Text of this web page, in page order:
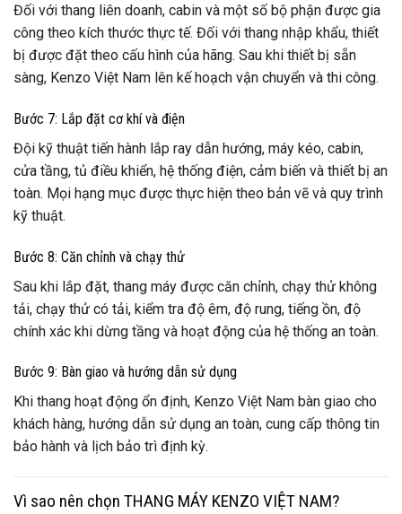
Đối với thang liên doanh, cabin và một số bộ phận được gia
công theo kích thước thực tế. Đối với thang nhập khẩu, thiết
bị được đặt theo cấu hình của hãng. Sau khi thiết bị sẵn
sàng, Kenzo Việt Nam lên kế hoạch vận chuyển và thi công.
Bước 7: Lắp đặt cơ khí và điện
Đội kỹ thuật tiến hành lắp ray dẫn hướng, máy kéo, cabin,
cửa tầng, tủ điều khiển, hệ thống điện, cảm biến và thiết bị an
toàn. Mọi hạng mục được thực hiện theo bản vẽ và quy trình
kỹ thuật.
Bước 8: Căn chỉnh và chạy thử
Sau khi lắp đặt, thang máy được căn chỉnh, chạy thử không
tải, chạy thử có tải, kiểm tra độ êm, độ rung, tiếng ồn, độ
chính xác khi dừng tầng và hoạt động của hệ thống an toàn.
Bước 9: Bàn giao và hướng dẫn sử dụng
Khi thang hoạt động ổn định, Kenzo Việt Nam bàn giao cho
khách hàng, hướng dẫn sử dụng an toàn, cung cấp thông tin
bảo hành và lịch bảo trì định kỳ.
Vì sao nên chọn THANG MÁY KENZO VIỆT NAM?